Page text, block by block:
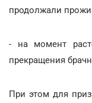
продолжали
- на момент
прекращения
При этом для